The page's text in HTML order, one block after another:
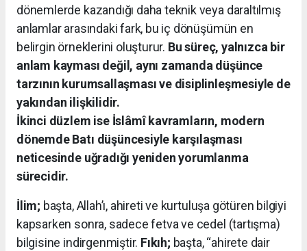
dönemlerde kazandığı daha teknik veya daraltılmış
anlamlar arasındaki fark, bu iç dönüşümün en
belirgin örneklerini oluşturur. Bu süreç, yalnızca bir
anlam kayması değil, aynı zamanda düşünce
tarzının kurumsallaşması ve disiplinleşmesiyle de
yakından ilişkilidir.
İkinci düzlem ise İslâmî kavramların, modern
dönemde Batı düşüncesiyle karşılaşması
neticesinde uğradığı yeniden yorumlanma
sürecidir.
İlim; başta, Allah’ı, ahireti ve kurtuluşa götüren bilgiyi
kapsarken sonra, sadece fetva ve cedel (tartışma)
bilgisine indirgenmiştir. Fıkıh; başta, “ahirete dair